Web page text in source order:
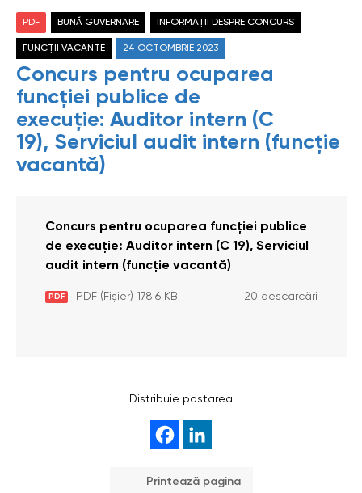
PDF BUNĂ GUVERNARE INFORMAȚII DESPRE CONCURS
FUNCȚII VACANTE 24 OCTOMBRIE 2023
Concurs pentru ocuparea
funcției publice de
execuție: Auditor intern (C
19), Serviciul audit intern (funcție
vacantă)
Concurs pentru ocuparea funcției publice
de execuție: Auditor intern (C 19), Serviciul
audit intern (funcție vacantă)
PDF PDF (Fișier) 178.6 KB 20 descarcări
Distribuie postarea
Printează pagina